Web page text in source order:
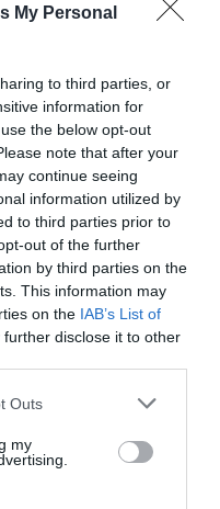
My Personal
to third parties, or
information for
the below opt-out
note that after your
continue seeing
information utilized by
to third parties prior to
out of the further
by third parties on the
This information may
on the IAB’s List of
further disclose it to other
Outs
my
δειλίας και